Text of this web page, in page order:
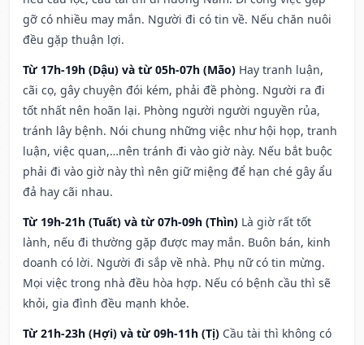
gỡ có nhiều may mắn. Người đi có tin về. Nếu chăn nuôi
đều gặp thuận lợi.
Từ 17h-19h (Dậu) và từ 05h-07h (Mão) Hay tranh luận,
cãi cọ, gây chuyện đói kém, phải đề phòng. Người ra đi
tốt nhất nên hoãn lại. Phòng người người nguyền rủa,
tránh lây bệnh. Nói chung những việc như hội họp, tranh
luận, việc quan,…nên tránh đi vào giờ này. Nếu bắt buộc
phải đi vào giờ này thì nên giữ miệng để hạn ché gây ẩu
đả hay cãi nhau.
Từ 19h-21h (Tuất) và từ 07h-09h (Thìn) Là giờ rất tốt
lành, nếu đi thường gặp được may mắn. Buôn bán, kinh
doanh có lời. Người đi sắp về nhà. Phụ nữ có tin mừng.
Mọi việc trong nhà đều hòa hợp. Nếu có bệnh cầu thì sẽ
khỏi, gia đình đều mạnh khỏe.
Từ 21h-23h (Hợi) và từ 09h-11h (Tị) Cầu tài thì không có